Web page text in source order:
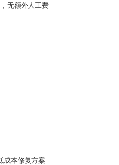
无额外人工费
成本修复方案